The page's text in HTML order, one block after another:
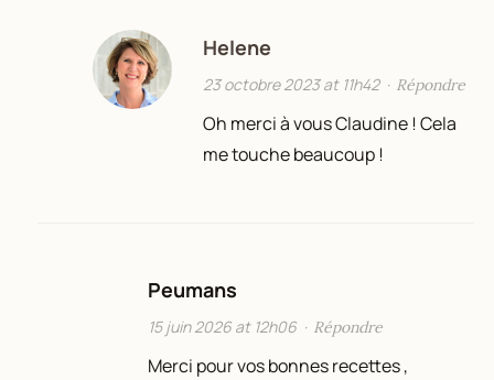
Helene
23 octobre 2023 at 11h42· Répondre
Oh merci à vous Claudine ! Cela
me touche beaucoup !
Peumans
15 juin 2026 at 12h06· Répondre
Merci pour vos bonnes recettes ,